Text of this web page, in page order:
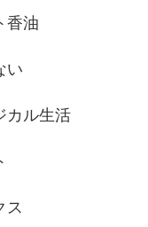
香油
い
カル生活
ス